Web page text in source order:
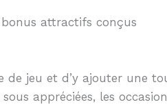
attractifs conçus
de jeu et d’y ajouter une
appréciées, les